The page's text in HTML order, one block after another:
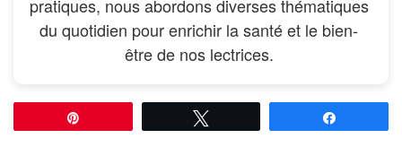
pratiques, nous abordons diverses thématiques
du quotidien pour enrichir la santé et le bien-
être de nos lectrices.